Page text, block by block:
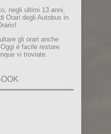
negli ultimi 13 anni,
Orari degli Autobus in
gli orari anche
è facile restare
vi troviate.